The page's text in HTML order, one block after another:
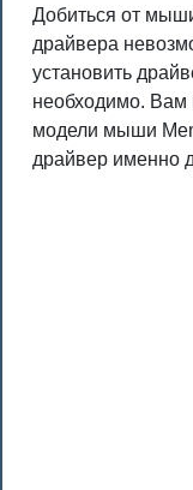
Добиться от
драйвера
установить
необходимо. Вам
модели мыши
драйвер именно